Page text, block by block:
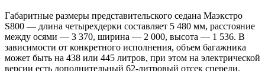
Габаритные размеры представительского седана Маэкстро
S800 — длина четырехдерки составляет 5 480 мм, расстояние
между осями — 3 370, ширина — 2 000, высота — 1 536. В
зависимости от конкретного исполнения, объем багажника
может быть на 438 или 445 литров, при этом на электрической
версии есть дополнительный 62-литровый отсек спереди.